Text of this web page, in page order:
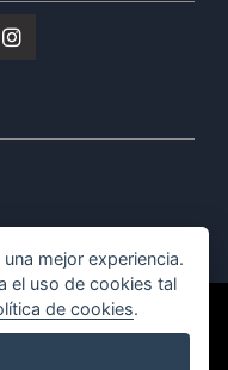
reservados.
mejor experiencia.
el uso de cookies tal
de cookies.